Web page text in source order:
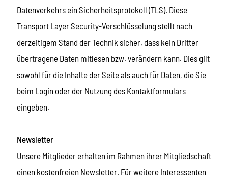
Datenverkehrs ein Sicherheitsprotokoll (TLS). Diese
Transport Layer Security-Verschlüsselung stellt nach
derzeitigem Stand der Technik sicher, dass kein Dritter
übertragene Daten mitlesen bzw. verändern kann. Dies gilt
sowohl für die Inhalte der Seite als auch für Daten, die Sie
beim Login oder der Nutzung des Kontaktformulars
eingeben.
Newsletter
Unsere Mitglieder erhalten im Rahmen ihrer Mitgliedschaft
einen kostenfreien Newsletter. Für weitere Interessenten